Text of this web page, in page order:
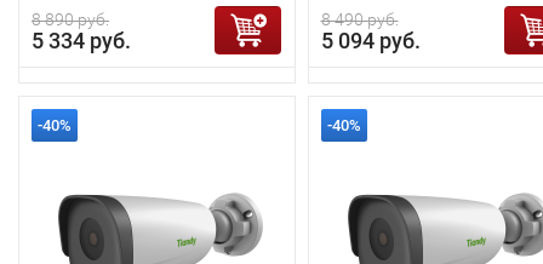
8 890 руб.
5 334 руб.
8 490 руб.
5 094 руб.
-40% -40%